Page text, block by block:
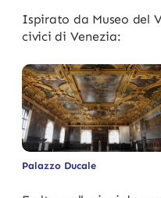
Ispirato da Museo del
civici di Venezia:
Palazzo Ducale